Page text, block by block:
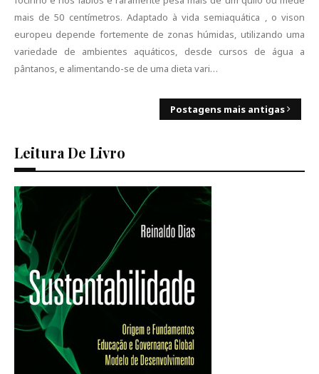
mais de 50 centímetros. Adaptado à vida semiaquática , o vison
europeu depende fortemente de zonas húmidas, utilizando uma
variedade de ambientes aquáticos, desde cursos de água a
pântanos, e alimentando-se de uma dieta vari…
Postagens mais antigas
Leitura De Livro